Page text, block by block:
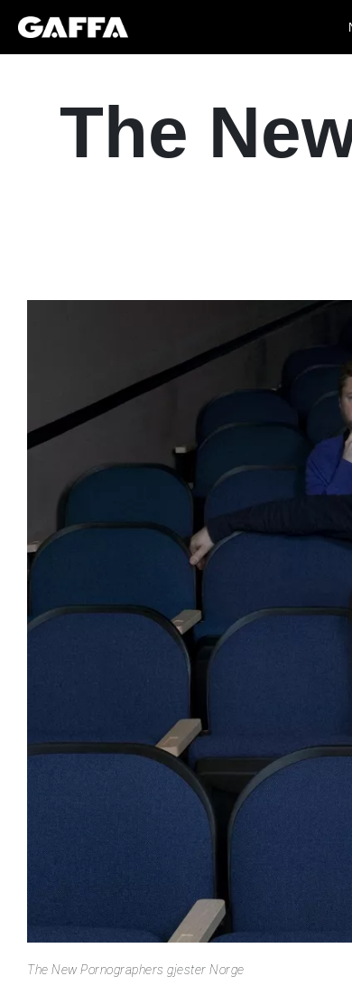
The
The New Pornographers gjester Norge